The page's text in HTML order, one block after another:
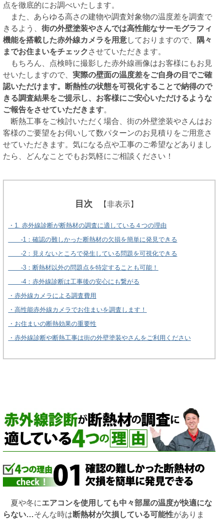
点を徹底的にお調べいたします。
また、あらゆる高さの建物や調査対象物の温度差を調査で
きるよう、 街の外壁塗装やさんでは高性能なサーモグラフィ
機能を搭載した赤外線カメラを用意しておりますので、
隅々
までお住まいをチェック させていただきます。
もちろん、点検時に撮影した赤外線画像はお客様にもお見
せいたしますので、 実際の壁面の温度差をご自身の目でご確
認いただけます。断熱性の状態を可視化することで納得ので
きる調査結果をご提示し、お客様にご安心いただけるような
ご報告をさせていただきます。
断熱工事をご検討いただく場合、街の外壁塗装やさんはお
客様のご要望をお伺いして数パターンのお見積りをご用意さ
せていただきます。気になる点や工事のご希望などありまし
たら、どんなことでもお気軽にご相談ください！
目次 【非表示】
・ 1. 赤外線診断が断熱材の調査に適している４つの理由
-1：確認の難しかった断熱材の欠損を簡単に発見できる
-2：見えないところで発生している問題を可視化できる
-3：断熱材以外の問題点を特定することも可能！
-4：赤外線診断は工事後の安心にも繋がる
・赤外線カメラによる調査費用
・ 高性能赤外線カメラでお住まいを調査します！
・ お住まいの断熱効果の重要性
・ 赤外線診断や断熱工事は街の外壁塗装やさんをご利用ください
夏や冬にエアコンを使用しても中々部屋の温度が快適にな
らない…そんな時は断熱材が欠損している可能性がありま